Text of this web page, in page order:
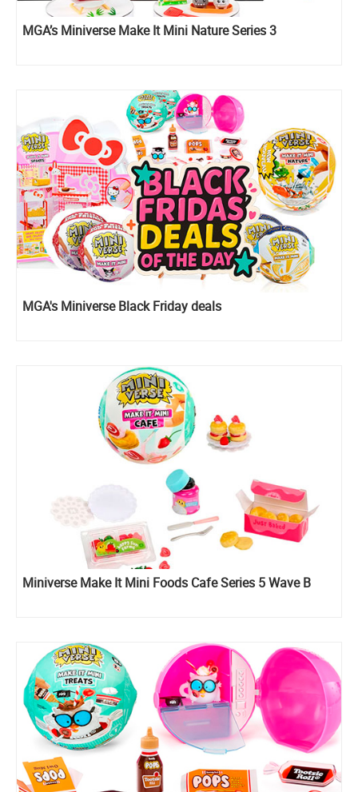
MGA’s Miniverse Make It Mini Nature Series 3
MGA's Miniverse Black Friday deals
Miniverse Make It Mini Foods Cafe Series 5 Wave B